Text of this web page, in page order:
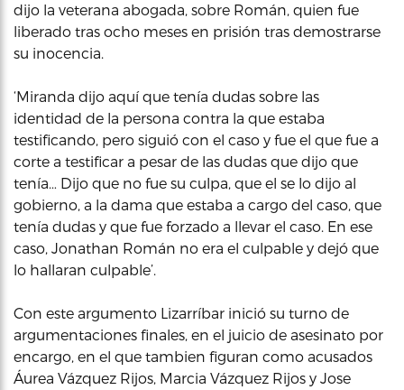
dijo la veterana abogada, sobre Román, quien fue
liberado tras ocho meses en prisión tras demostrarse
su inocencia.
‘Miranda dijo aquí que tenía dudas sobre las
identidad de la persona contra la que estaba
testificando, pero siguió con el caso y fue el que fue a
corte a testificar a pesar de las dudas que dijo que
tenía… Dijo que no fue su culpa, que el se lo dijo al
gobierno, a la dama que estaba a cargo del caso, que
tenía dudas y que fue forzado a llevar el caso. En ese
caso, Jonathan Román no era el culpable y dejó que
lo hallaran culpable’.
Con este argumento Lizarríbar inició su turno de
argumentaciones finales, en el juicio de asesinato por
encargo, en el que tambien figuran como acusados
Áurea Vázquez Rijos, Marcia Vázquez Rijos y Jose